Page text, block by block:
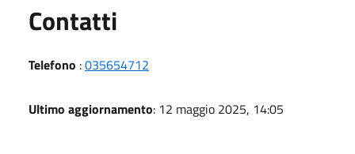
Contatti
Telefono :035654712
Ultimo aggiornamento: 12 maggio 2025, 14:05